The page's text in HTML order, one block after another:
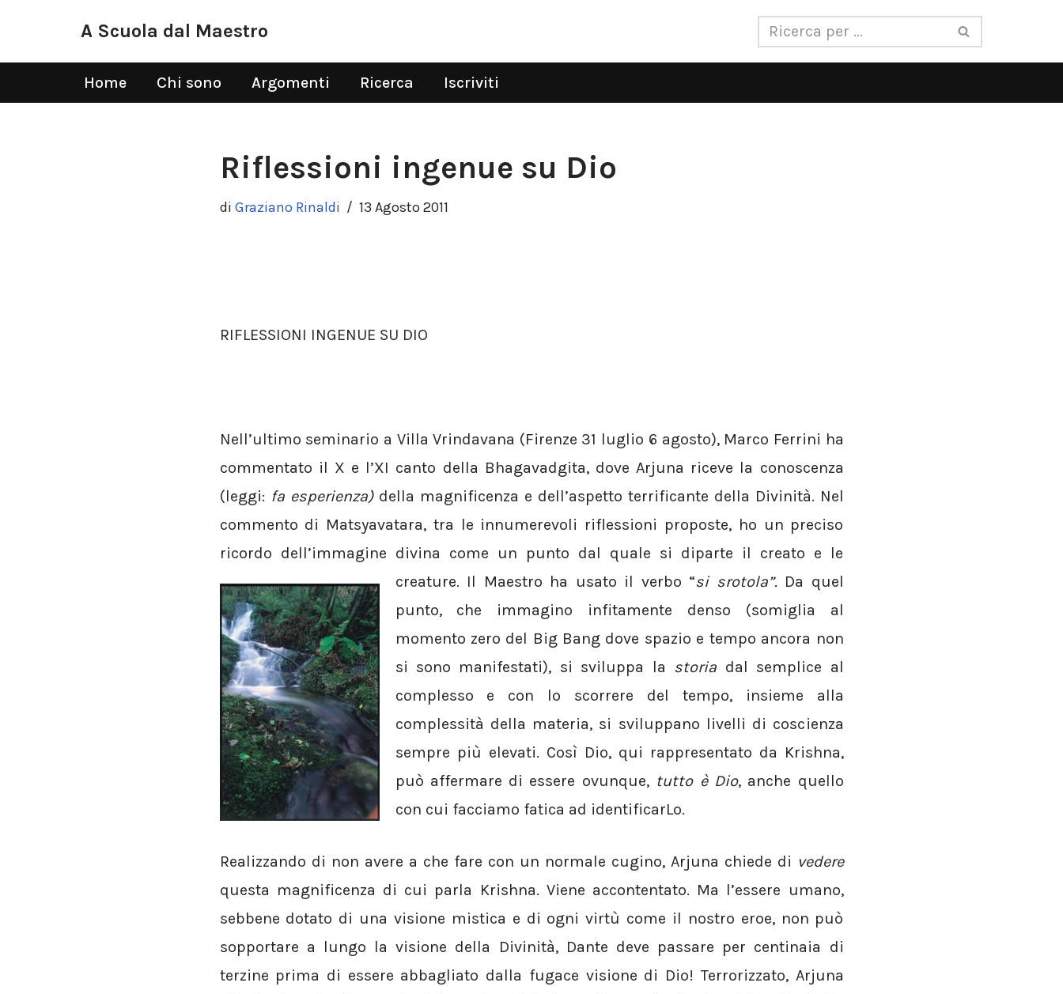
contenuto
A Scuola dal Maestro
Home Chi sono Argomenti Ricerca Iscriviti
Riflessioni ingenue su Dio
di Graziano Rinaldi 13 Agosto 2011
RIFLESSIONI INGENUE SU DIO
Nell’ultimo seminario a Villa Vrindavana (Firenze 31 luglio 6 agosto), Marco Ferrini ha
commentato il X e l’XI canto della Bhagavadgita, dove Arjuna riceve la conoscenza
(leggi: fa esperienza) della magnificenza e dell’aspetto terrificante della Divinità. Nel
commento di Matsyavatara, tra le innumerevoli riflessioni proposte, ho un preciso
ricordo dell’immagine divina come un punto dal quale si diparte il creato e le
creature. Il Maestro ha usato il verbo “si srotola”. Da quel
punto, che immagino infitamente denso (somiglia al
momento zero del Big Bang dove spazio e tempo ancora non
si sono manifestati), si sviluppa la storia dal semplice al
complesso e con lo scorrere del tempo, insieme alla
complessità della materia, si sviluppano livelli di coscienza
sempre più elevati. Così Dio, qui rappresentato da Krishna,
può affermare di essere ovunque, tutto è Dio, anche quello
con cui facciamo fatica ad identificarLo.
Realizzando di non avere a che fare con un normale cugino, Arjuna chiede di vedere
questa magnificenza di cui parla Krishna. Viene accontentato. Ma l’essere umano,
sebbene dotato di una visione mistica e di ogni virtù come il nostro eroe, non può
sopportare a lungo la visione della Divinità, Dante deve passare per centinaia di
terzine prima di essere abbagliato dalla fugace visione di Dio! Terrorizzato, Arjuna